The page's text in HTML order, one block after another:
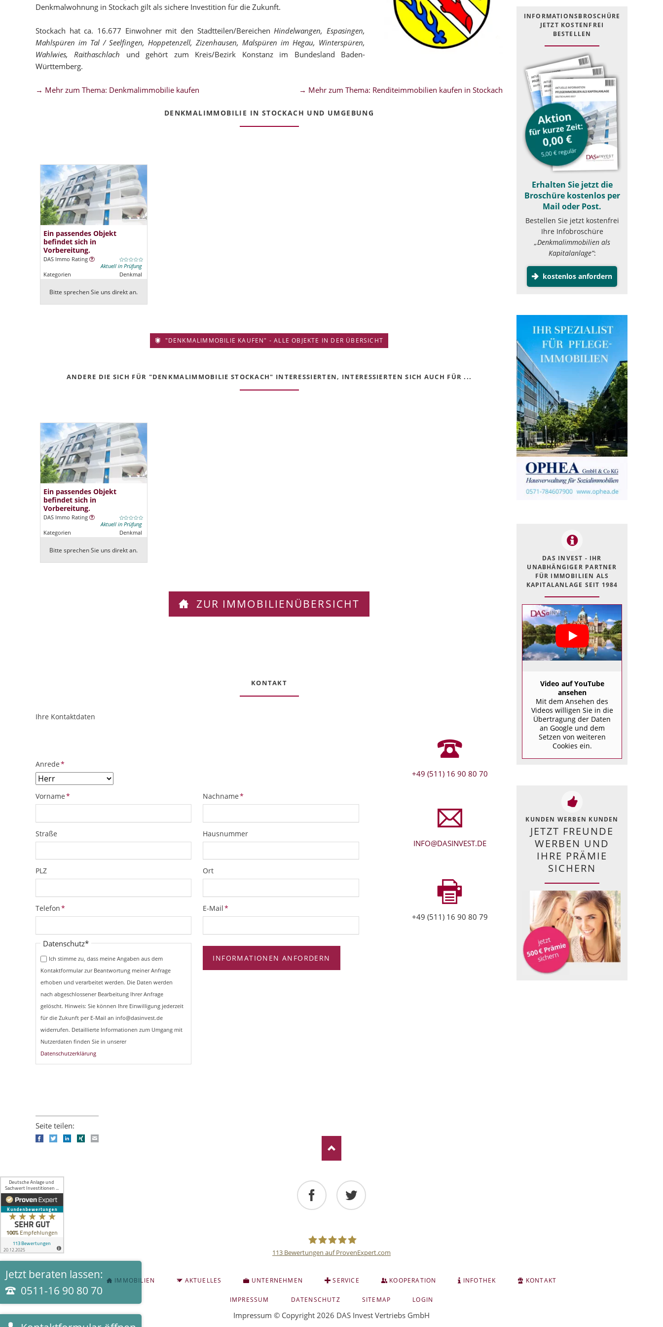
Jetzt beraten lassen:
0511-16 90 80 70
Denkmalwohnung in Stockach gilt als sichere Investition für die Zukunft.
Stockach hat ca. 16.677 Einwohner mit den Stadtteilen/BereichenHindelwangen, Espasingen,
Mahlspüren im Tal / Seelfingen, Hoppetenzell, Zizenhausen, Malspüren im Hegau, Winterspüren,
Wahlwies, Raithaschlach und gehört zum Kreis/Bezirk Konstanz im Bundesland Baden-
Württemberg.
→ Mehr zum Thema: Denkmalimmobilie kaufen → Mehr zum Thema: Renditeimmobilien kaufen in Stockach
DENKMALIMMOBILIE IN STOCKACH UND UMGEBUNG
Ein passendes Objekt
befindet sich in
Vorbereitung.
DAS Immo Rating
Aktuell in Prüfung
Kategorien
Denkmal
Bitte sprechen Sie uns direkt an.
"DENKMALIMMOBILIE KAUFEN" - ALLE OBJEKTE IN DER ÜBERSICHT
ANDERE DIE SICH FÜR "DENKMALIMMOBILIE STOCKACH" INTERESSIERTEN, INTERESSIERTEN SICH AUCH FÜR ...
Ein passendes Objekt
befindet sich in
Vorbereitung.
DAS Immo Rating
Aktuell in Prüfung
Kategorien
Denkmal
Bitte sprechen Sie uns direkt an.
ZUR IMMOBILIENÜBERSICHT
KONTAKT
ObjektPlatzhalter
URL
Ihre Kontaktdaten
Pflichtfeld
Anrede*
Pflichtfeld
Vorname* Pflichtfeld
Nachname*
Straße Hausnummer
PLZ Ort
Pflichtfeld
Telefon* Pflichtfeld
E-Mail*
Pflichtfeld
Datenschutz*
Ich stimme zu, dass meine Angaben aus dem
Kontaktformular zur Beantwortung meiner Anfrage
erhoben und verarbeitet werden. Die Daten werden
nach abgeschlossener Bearbeitung Ihrer Anfrage
gelöscht. Hinweis: Sie können Ihre Einwilligung jederzeit
für die Zukunft per E-Mail an info@dasinvest.de
widerrufen. Detaillierte Informationen zum Umgang mit
Nutzerdaten finden Sie in unserer
Datenschutzerklärung
INFORMATIONEN ANFORDERN
+49 (511) 16 90 80 70
INFO@DASINVEST.DE
+49 (511) 16 90 80 79
INFOR­MATIONS­BROSCHÜRE
JETZT KOSTEN­FREI
BESTELLEN
Erhalten Sie jetzt die
Broschüre kostenlos per
Mail oder Post.
Bestellen Sie jetzt kostenfrei
Ihre Infobroschüre
„Denkmalimmobilien als
Kapitalanlage”:
kostenlos anfordern
DAS INVEST - IHR
UNABHÄNGIGER PARTNER
FÜR IMMOBILIEN ALS
KAPITALANLAGE SEIT 1984
Video auf YouTube
ansehen
Mit dem Ansehen des
Videos willigen Sie in die
Übertragung der Daten
an Google und dem
Setzen von weiteren
Cookies ein.
KUNDEN WERBEN KUNDEN
JETZT FREUNDE
WERBEN UND
IHRE PRÄMIE
SICHERN
Seite teilen:
FacebookTwitterLinkedIn
Xing
und
113 Bewertungen auf ProvenExpert.com
NAVIGATION
ÜBERSPRINGEN
IMMOBILIEN AKTUELLES UNTERNEHMEN SERVICE KOOPERATION INFOTHEK
KONTAKT
ÜBERSPRINGEN
IMPRESSUM DATENSCHUTZ SITEMAP LOGIN
Impressum © Copyright 2026 DAS Invest Vertriebs GmbH